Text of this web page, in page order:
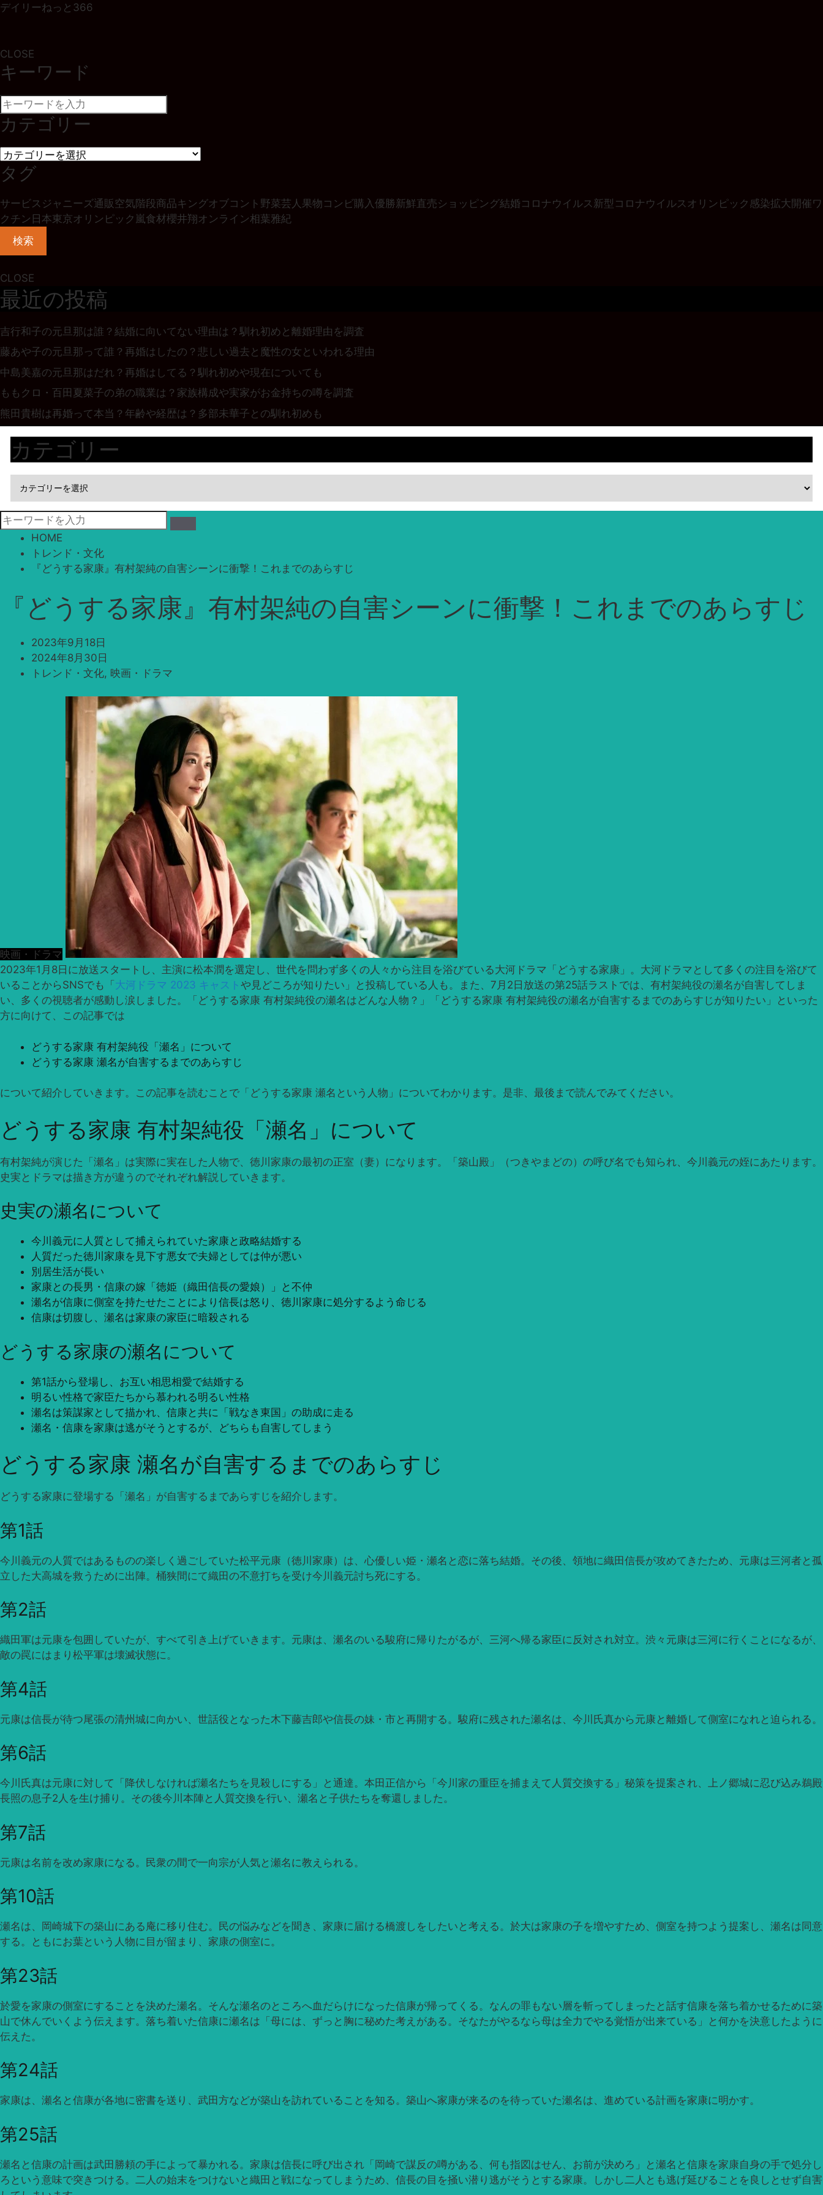
デイリーねっと366
CLOSE
キーワード
カテゴリー
タグ
サービス ジャニーズ通販 空気階段商品キングオブコント 野菜芸人 果物 コンビ購入 優勝新鮮直売ショッピング結婚 コロナウイルス 新型コロナウイルス オリンピック 感染拡大開催ワ
クチン 日本東京オリンピック 嵐 食材櫻井翔オンライン相葉雅紀
検索
CLOSE
最近の投稿
吉行和子の元旦那は誰？結婚に向いてない理由は？馴れ初めと離婚理由を調査
藤あや子の元旦那って誰？再婚はしたの？悲しい過去と魔性の女といわれる理由
中島美嘉の元旦那はだれ？再婚はしてる？馴れ初めや現在についても
ももクロ・百田夏菜子の弟の職業は？家族構成や実家がお金持ちの噂を調査
熊田貴樹は再婚って本当？年齢や経歴は？多部未華子との馴れ初めも
カテゴリー
HOME
トレンド・文化
『どうする家康』有村架純の自害シーンに衝撃！これまでのあらすじ
『どうする家康』有村架純の自害シーンに衝撃！これまでのあらすじ
2023年9月18日
2024年8月30日
トレンド・文化, 映画・ドラマ
映画・ドラマ
2023年1月8日に放送スタートし、主演に松本潤を選定し、世代を問わず多くの人々から注目を浴びている大河ドラマ「どうする家康」。大河ドラマとして多くの注目を浴びて
いることからSNSでも「 大河ドラマ 2023 キャスト や見どころが知りたい」と投稿している人も。また、7月2日放送の第25話ラストでは、有村架純役の瀬名が自害してしま
い、多くの視聴者が感動し涙しました。「どうする家康 有村架純役の瀬名はどんな人物？」「どうする家康 有村架純役の瀬名が自害するまでのあらすじが知りたい」といった
方に向けて、この記事では
どうする家康 有村架純役「瀬名」について
どうする家康 瀬名が自害するまでのあらすじ
について紹介していきます。この記事を読むことで「どうする家康 瀬名という人物」についてわかります。是非、最後まで読んでみてください。
どうする家康 有村架純役「瀬名」について
有村架純が演じた「瀬名」は実際に実在した人物で、徳川家康の最初の正室（妻）になります。「築山殿」（つきやまどの）の呼び名でも知られ、今川義元の姪にあたります。
史実とドラマは描き方が違うのでそれぞれ解説していきます。
史実の瀬名について
今川義元に人質として捕えられていた家康と政略結婚する
人質だった徳川家康を見下す悪女で夫婦としては仲が悪い
別居生活が長い
家康との長男・信康の嫁「徳姫（織田信長の愛娘）」と不仲
瀬名が信康に側室を持たせたことにより信長は怒り、徳川家康に処分するよう命じる
信康は切腹し、瀬名は家康の家臣に暗殺される
どうする家康の瀬名について
第1話から登場し、お互い相思相愛で結婚する
明るい性格で家臣たちから慕われる明るい性格
瀬名は策謀家として描かれ、信康と共に「戦なき東国」の助成に走る
瀬名・信康を家康は逃がそうとするが、どちらも自害してしまう
どうする家康 瀬名が自害するまでのあらすじ
どうする家康に登場する「瀬名」が自害するまであらすじを紹介します。
第1話
今川義元の人質ではあるものの楽しく過ごしていた松平元康（徳川家康）は、心優しい姫・瀬名と恋に落ち結婚。その後、領地に織田信長が攻めてきたため、元康は三河者と孤
立した大高城を救うために出陣。桶狭間にて織田の不意打ちを受け今川義元討ち死にする。
第2話
織田軍は元康を包囲していたが、すべて引き上げていきます。元康は、瀬名のいる駿府に帰りたがるが、三河へ帰る家臣に反対され対立。渋々元康は三河に行くことになるが、
敵の罠にはまり松平軍は壊滅状態に。
第4話
元康は信長が待つ尾張の清州城に向かい、世話役となった木下藤吉郎や信長の妹・市と再開する。駿府に残された瀬名は、今川氏真から元康と離婚して側室になれと迫られる。
第6話
今川氏真は元康に対して「降伏しなければ瀬名たちを見殺しにする」と通達。本田正信から「今川家の重臣を捕まえて人質交換する」秘策を提案され、上ノ郷城に忍び込み鵜殿
長照の息子2人を生け捕り。その後今川本陣と人質交換を行い、瀬名と子供たちを奪還しました。
第7話
元康は名前を改め家康になる。民衆の間で一向宗が人気と瀬名に教えられる。
第10話
瀬名は、岡崎城下の築山にある庵に移り住む。民の悩みなどを聞き、家康に届ける橋渡しをしたいと考える。於大は家康の子を増やすため、側室を持つよう提案し、瀬名は同意
する。ともにお葉という人物に目が留まり、家康の側室に。
第23話
於愛を家康の側室にすることを決めた瀬名。そんな瀬名のところへ血だらけになった信康が帰ってくる。なんの罪もない層を斬ってしまったと話す信康を落ち着かせるために築
山で休んでいくよう伝えます。落ち着いた信康に瀬名は「母には、ずっと胸に秘めた考えがある。そなたがやるなら母は全力でやる覚悟が出来ている」と何かを決意したように
伝えた。
第24話
家康は、瀬名と信康が各地に密書を送り、武田方などが築山を訪れていることを知る。築山へ家康が来るのを待っていた瀬名は、進めている計画を家康に明かす。
第25話
瀬名と信康の計画は武田勝頼の手によって暴かれる。家康は信長に呼び出され「岡崎で謀反の噂がある、何も指図はせん、お前が決めろ」と瀬名と信康を家康自身の手で処分し
ろという意味で突きつける。二人の始末をつけないと織田と戦になってしまうため、信長の目を掻い潜り逃がそうとする家康。しかし二人とも逃げ延びることを良しとせず自害